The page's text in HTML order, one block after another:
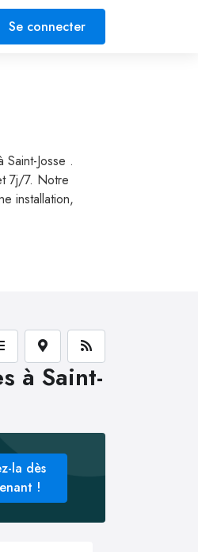
Se connecter
Josse .
7j/7. Notre
installation,
à Saint-
la dès
!